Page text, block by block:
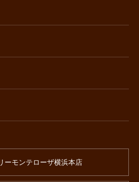
ーモンテローザ横浜本店